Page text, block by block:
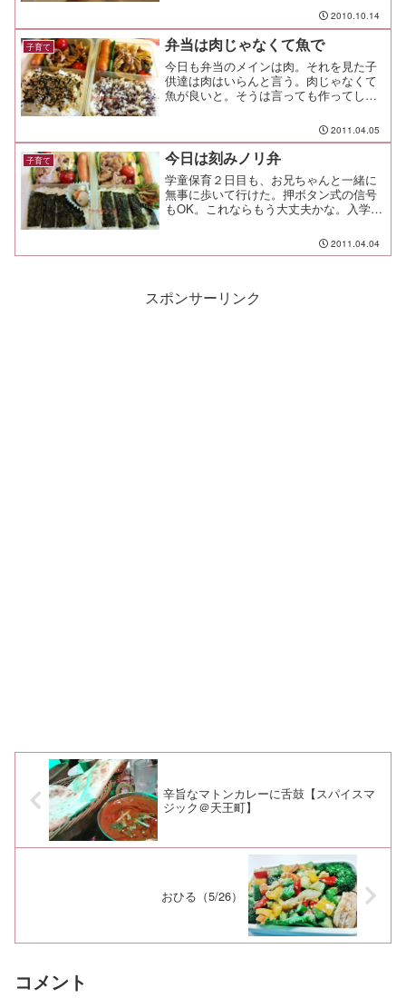
い返すこともできず、割り切って刈って
みたら本人も喜んでるし、観ていて楽し
かった、そんな風呂の一コ...
2010.10.14
子育て 弁当は肉じゃなくて魚で
今日も弁当のメインは肉。それを見た子
供達は肉はいらんと言う。肉じゃなくて
魚が良いと。そうは言っても作ってしま
を選ばせて、上の子はさるかに合戦、下
の子はゆかりで。明日は下の子の入学
式。昨日の夜は、今まで嫌が...
2011.04.05
子育て 今日は刻みノリ弁
学童保育２日目も、お兄ちゃんと一緒に
無事に歩いて行けた。押ボタン式の信号
もOK。これならもう大丈夫かな。入学式
しいよう。今日のお弁当は「ノリ弁の食
べ方が分からない！ノリだけ全部取れち
2011.04.04
スポンサーリンク
辛旨なマトンカレーに舌鼓【スパイスマ
ジック＠天王町】
おひる（5/26）
コメント